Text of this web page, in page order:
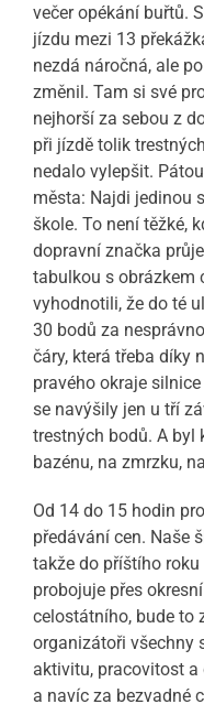
večer opékání buřtů.
jízdu mezi 13
nezdá náročná, ale
změnil. Tam si své
nejhorší za sebou z
při jízdě tolik
nedalo vylepšit.
města: Najdi jedinou
škole. To není těžké,
dopravní značka
tabulkou s obrázkem
vyhodnotili, že do té
30 bodů za
čáry, která třeba díky
pravého okraje
se navýšily jen u tří
trestných bodů. A byl
bazénu, na zmrzku,
Od 14 do 15 hodin
předávání cen. Naše
takže do příštího
probojuje přes
celostátního, bude to
organizátoři všechny
aktivitu, pracovitost
a navíc za bezvadné